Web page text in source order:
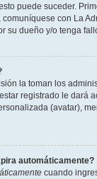
puede suceder.
con La
su dueño y/o tenga
la toman los
registrado le dará
(avatar),
automáticamente?
cuando